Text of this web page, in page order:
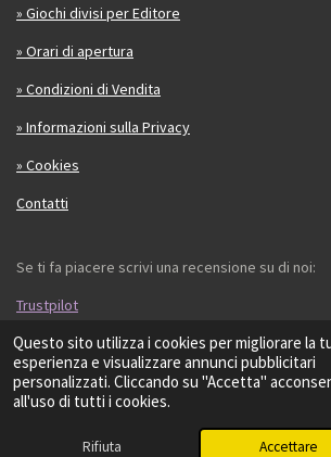
Questo sito utilizza i cookies per migliorare la
esperienza e visualizzare annunci pubblicitari
personalizzati. Cliccando su "Accetta"
all'uso di tutti i cookies.
Rifiuta Accettare
» Giochi divisi per Editore
» Orari di apertura
» Condizioni di Vendita
» Informazioni sulla Privacy
» Cookies
Contatti
Se ti fa piacere scrivi una recensione su di noi:
Trustpilot
© 2023 - 2026 LS GIOCHI